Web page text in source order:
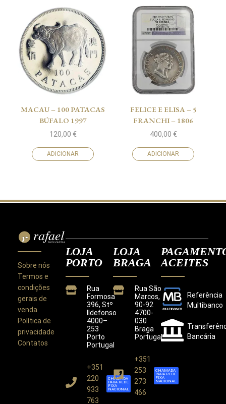
MACAU – 100 PATACAS
BÚFALO 1997
120,00 €
ADICIONAR
FELICE E ELISA – 5
FRANCHI – 1806
400,00 €
ADICIONAR
Este site utiliza cookies para melhorar a sua
Ao utilizar este site concorda com a nossaPolítica de
Sobre nós
Termos e
condições
gerais de
venda
Política de
privacidade
Contatos
LOJA
PORTO
Rua
Formosa
396, Stº
Ildefonso
4000–
253
Porto
Portugal
+351
220
933
763
CHAMADA
PARA REDE
FIXA
NACIONAL
LOJA
BRAGA
Rua São
Marcos,
90-92
4700-
030
Braga
Portugal
+351
253
273
466
CHAMADA
PARA REDE
FIXA
NACIONAL
ACEITES
Referência
Multibanco
Bancária